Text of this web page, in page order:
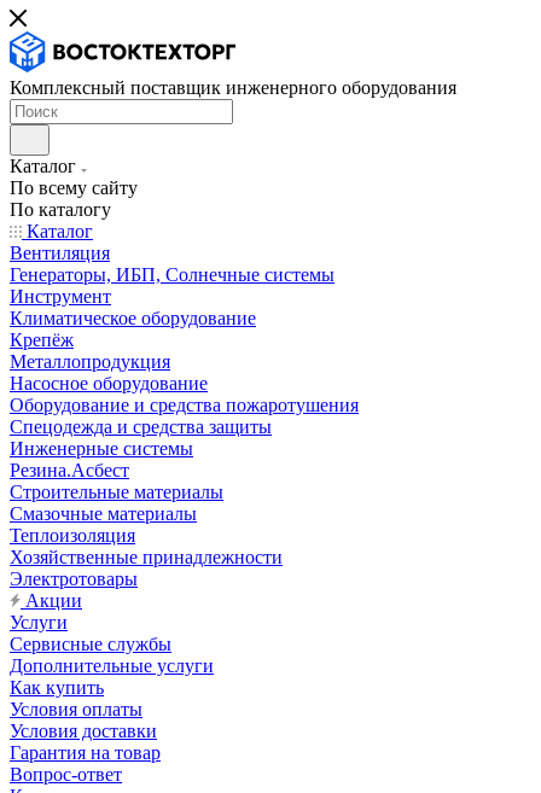
Комплексный поставщик инженерного оборудования
Каталог
По всему сайту
По каталогу
Каталог
Вентиляция
Генераторы, ИБП, Солнечные системы
Инструмент
Климатическое оборудование
Крепёж
Металлопродукция
Насосное оборудование
Оборудование и средства пожаротушения
Спецодежда и средства защиты
Инженерные системы
Резина.Асбест
Строительные материалы
Смазочные материалы
Теплоизоляция
Хозяйственные принадлежности
Электротовары
Акции
Услуги
Сервисные службы
Дополнительные услуги
Как купить
Условия оплаты
Условия доставки
Гарантия на товар
Вопрос-ответ